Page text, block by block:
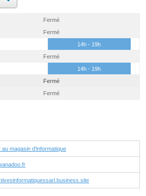
Fermé
Fermé
14h - 19h
Fermé
14h - 19h
Fermé
Fermé
au magasin d'informatique